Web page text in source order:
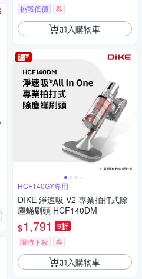
挑戰低價 券
加入購物車
HCF140GY專用
DIKE 淨速吸 V2 專業拍打式除
塵蟎刷頭 HCF140DM
$1,791 9折
限時下殺 券
加入購物車